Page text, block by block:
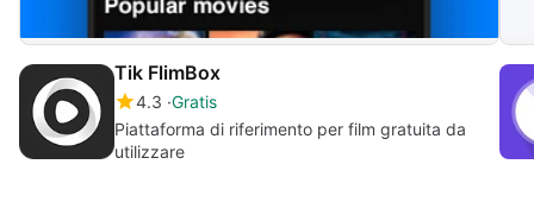
Tik FlimBox
4.3 Gratis
Piattaforma di riferimento per film gratuita da
utilizzare